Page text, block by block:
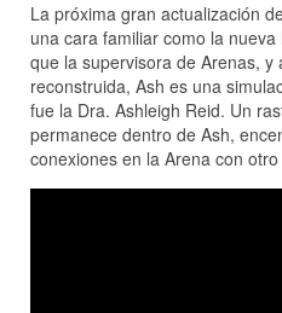
La próxima gran actualización
una cara familiar como la
que la supervisora de Arenas,
reconstruida, Ash es una
fue la Dra. Ashleigh Reid. Un
permanece dentro de Ash,
conexiones en la Arena con otro